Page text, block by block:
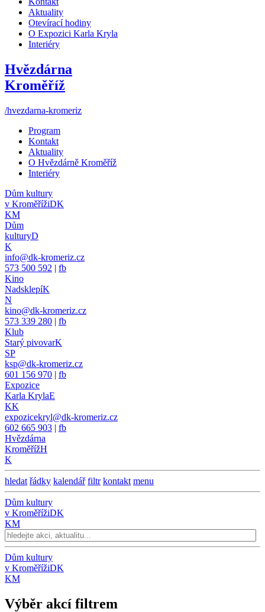
Aktuality
Otevírací hodiny
O Expozici Karla Kryla
Interiéry
Hvězdárna
Kroměříž
/hvezdarna-kromeriz
Program
Kontakt
Aktuality
O Hvězdárně Kroměříž
Interiéry
Dům kultury
v KroměřížiDK
KM
Dům
kulturyD
K
info@dk-kromeriz.cz
573 500 592 | fb
Kino
NadsklepíK
N
kino@dk-kromeriz.cz
573 339 280 | fb
Klub
Starý pivovarK
SP
ksp@dk-kromeriz.cz
601 156 970 | fb
Expozice
Karla KrylaE
KK
expozicekryl@dk-kromeriz.cz
602 665 903 | fb
Hvězdárna
KroměřížH
K
hledat řádky kalendář filtr kontakt menu
Dům kultury
v KroměřížiDK
KM
Dům kultury
v KroměřížiDK
KM
Výběr akcí filtrem